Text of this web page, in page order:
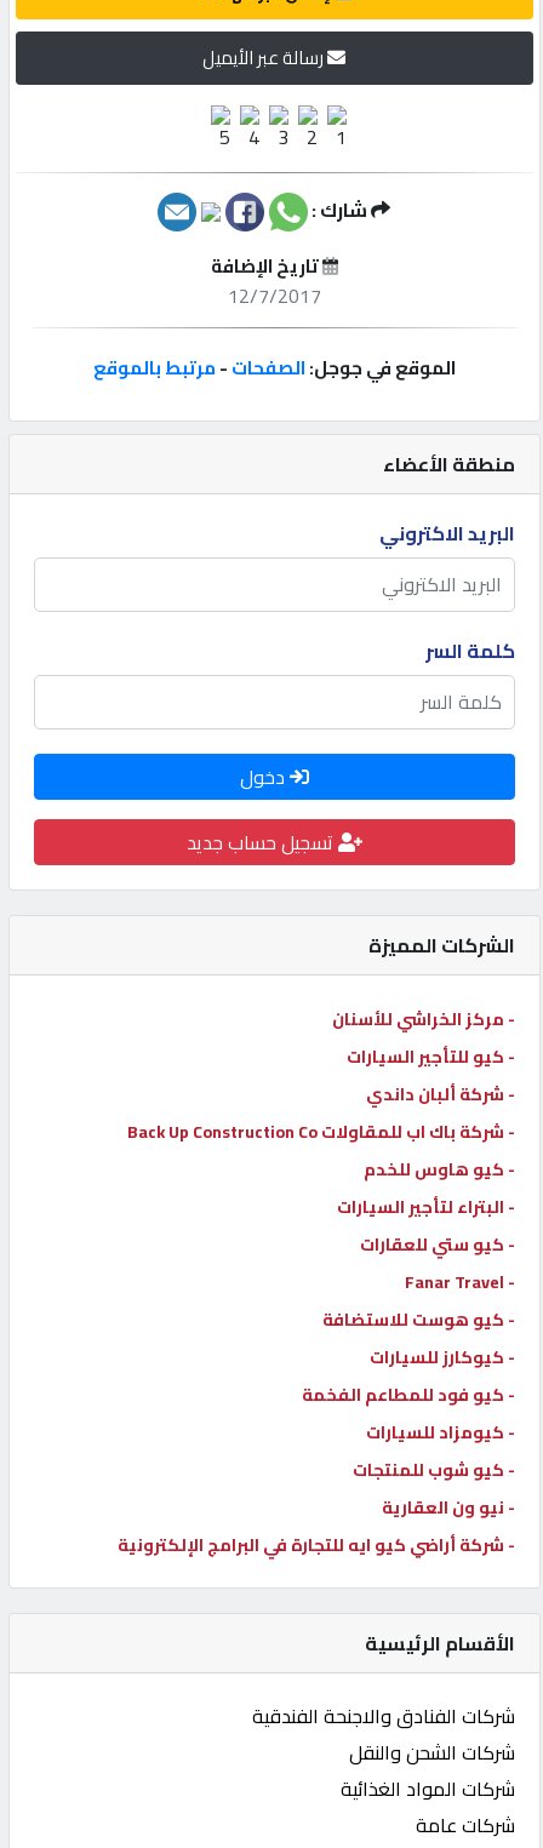
شركات
إعلانات
المنتدى
كيو
مزاد
كيو
نمبر
كيو
كارز
كيو
ماركت
الدليل
القطري
POWERED
QHOST
منطقة الأعضاء
البريد الاكتروني
كلمة السر
دخول
تسجيل حساب جديد
الشركات المميزة
- مركز الخراشي للأسنان
- كيو للتأجير السيارات
- شركة ألبان داندي
- شركة باك اب للمقاولات Back Up Construction Co
- كيو هاوس للخدم
- البتراء لتأجير السيارات
- كيو ستي للعقارات
- Fanar Travel
- كيو هوست للاستضافة
- كيوكارز للسيارات
- كيو فود للمطاعم الفخمة
- كيومزاد للسيارات
- كيو شوب للمنتجات
- نيو ون العقارية
- شركة أراضي كيو ايه للتجارة في البرامج الإلكترونية
الأقسام الرئيسية
شركات الفنادق والاجنحة الفندقية
شركات الشحن والنقل
شركات المواد الغذائية
شركات عامة
رسالة عبر الأيميل
شارك :
تاريخ الإضافة
12/7/2017
الموقع في جوجل:الصفحات-مرتبط بالموقع